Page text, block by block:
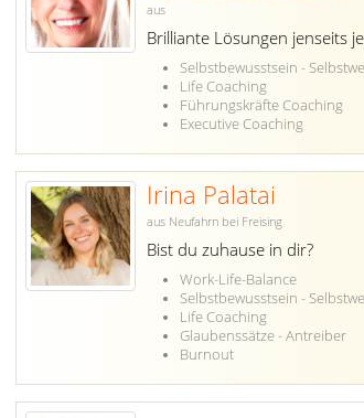
aus
Brilliante Lösungen jenseits
Selbstbewusstsein -
Life Coaching
Führungskräfte Coaching
Executive Coaching
Irina Palatai
aus Neufahrn bei Freising
Bist du zuhause in dir?
Work-Life-Balance
Selbstbewusstsein -
Life Coaching
Glaubenssätze - Antreiber
Burnout